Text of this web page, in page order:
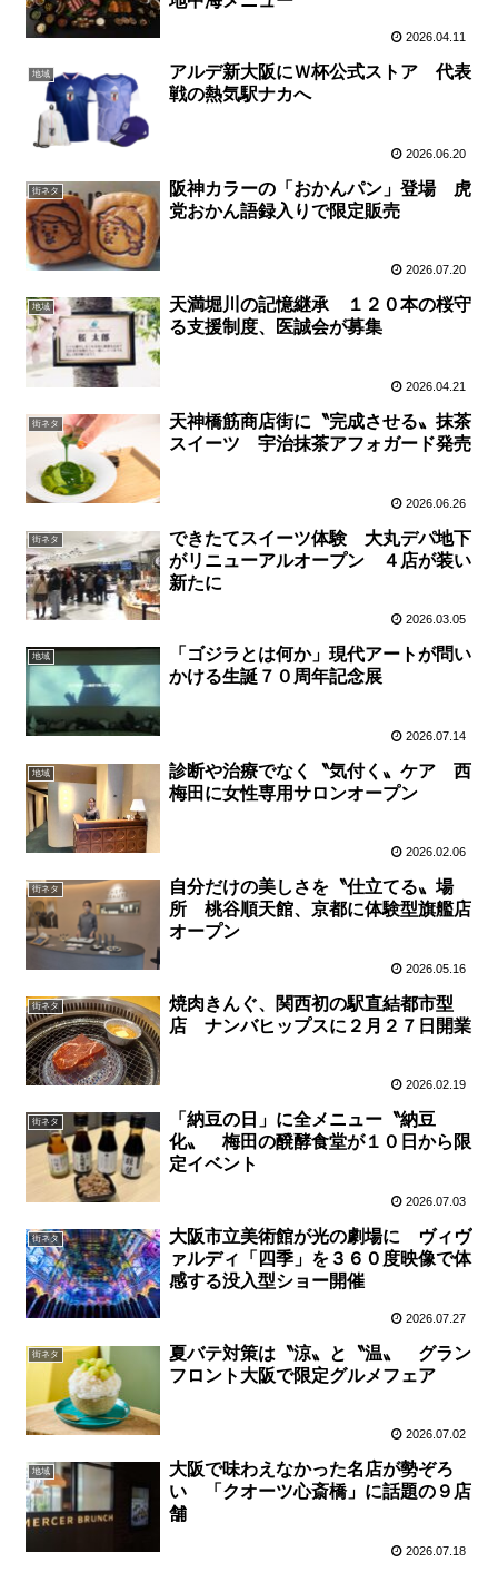
2026.04.11
地域
アルデ新大阪にＷ杯公式ストア 代表
戦の熱気駅ナカへ
2026.06.20
街ネタ
阪神カラーの「おかんパン」登場 虎
党おかん語録入りで限定販売
2026.07.20
地域
天満堀川の記憶継承 １２０本の桜守
る支援制度、医誠会が募集
2026.04.21
街ネタ
天神橋筋商店街に〝完成させる〟抹茶
スイーツ 宇治抹茶アフォガード発売
2026.06.26
街ネタ
できたてスイーツ体験 大丸デパ地下
がリニューアルオープン ４店が装い
新たに
2026.03.05
地域
「ゴジラとは何か」現代アートが問い
かける生誕７０周年記念展
2026.07.14
地域
診断や治療でなく〝気付く〟ケア 西
梅田に女性専用サロンオープン
2026.02.06
街ネタ
自分だけの美しさを〝仕立てる〟場
所 桃谷順天館、京都に体験型旗艦店
オープン
2026.05.16
街ネタ
焼肉きんぐ、関西初の駅直結都市型
店 ナンバヒップスに２月２７日開業
2026.02.19
街ネタ
「納豆の日」に全メニュー〝納豆
化〟 梅田の醗酵食堂が１０日から限
定イベント
2026.07.03
街ネタ
大阪市立美術館が光の劇場に ヴィヴ
ァルディ「四季」を３６０度映像で体
感する没入型ショー開催
2026.07.27
街ネタ
夏バテ対策は〝涼〟と〝温〟 グラン
フロント大阪で限定グルメフェア
2026.07.02
地域
大阪で味わえなかった名店が勢ぞろ
い 「クオーツ心斎橋」に話題の９店
舗
2026.07.18